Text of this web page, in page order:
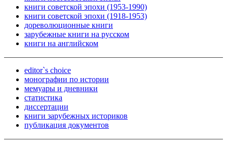
книги советской эпохи (1953-1990)
книги советской эпохи (1918-1953)
дореволюционные книги
зарубежные книги на русском
книги на английском
editor`s choice
монографии по истории
мемуары и дневники
статистика
диссертации
книги зарубежных историков
публикация документов